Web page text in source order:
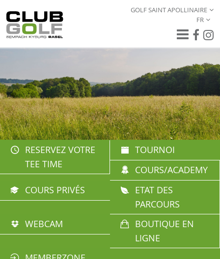
GOLF SAINT APOLLINAIRE
FR
RESERVEZ VOTRE
TEE TIME
TOURNOI
COURS/ACADEMY
COURS PRIVÉS
ETAT DES
PARCOURS
WEBCAM
BOUTIQUE EN
LIGNE